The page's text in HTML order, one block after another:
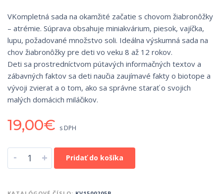
VKompletná sada na okamžité začatie s chovom žiabronôžky
– atrémie. Súprava obsahuje miniakvárium, piesok, vajíčka,
lupu, požadované množstvo soli. Ideálna výskumná sada na
chov žiabronôžky pre deti vo veku 8 až 12 rokov.
Deti sa prostredníctvom pútavých informačných textov a
zábavných faktov sa deti naučia zaujímavé fakty o biotope a
vývoji zvierat a o tom, ako sa správne starať o svojich
malých domácich miláčikov.
19,00€ s DPH
- + Pridať do košíka